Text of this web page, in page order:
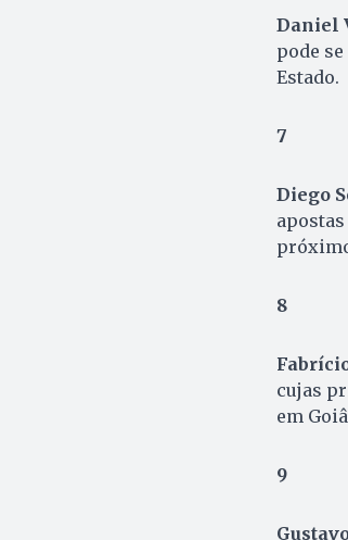
Daniel
pode
Estado.
7
Diego
8
cujas
em
9